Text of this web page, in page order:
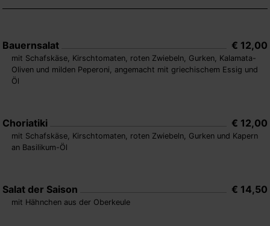
Bauernsalat € 12,00
mit Schafskäse, Kirschtomaten, roten Zwiebeln, Gurken, Kalamata-
Oliven und milden Peperoni, angemacht mit griechischem Essig und
Öl
Choriatiki € 12,00
mit Schafskäse, Kirschtomaten, roten Zwiebeln, Gurken und Kapern
an Basilikum-Öl
Salat der Saison € 14,50
mit Hähnchen aus der Oberkeule